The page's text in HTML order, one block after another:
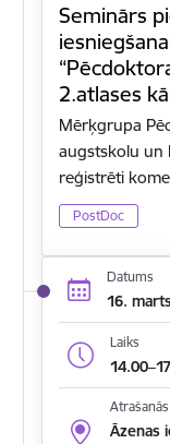
Seminārs
2.atlases
Mērķgrupa
augstskolu un
reģistrēti
PostDoc
Datums
16.
Laiks
Āzenas